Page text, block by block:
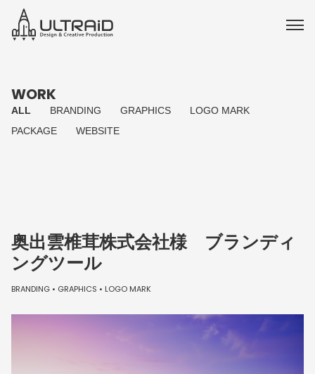
WORK
ALL BRANDING GRAPHICS
LOGO MARK
PACKAGE
WEBSITE
奥出雲椎茸株式会社様 ブランディ
ングツール
BRANDING GRAPHICS LOGO MARK